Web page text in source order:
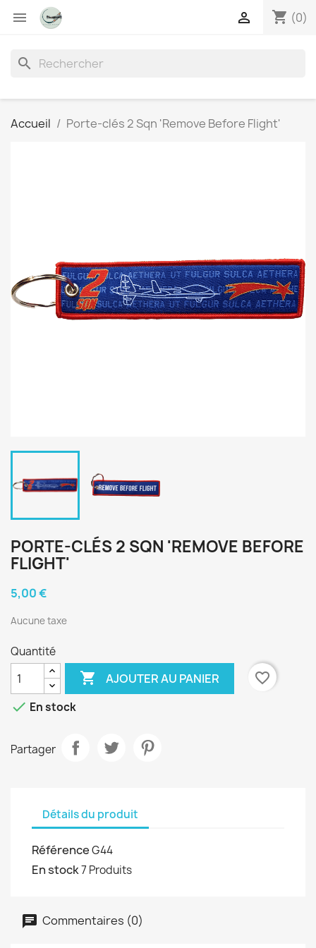
 shopping_cart (0)

search
Accueil Porte-clés 2 Sqn 'Remove Before Flight'
PORTE-CLÉS 2 SQN 'REMOVE BEFORE
FLIGHT'
5,00 €
Aucune taxe
Quantité
 AJOUTER AU PANIER
favorite_border
 En stock
Partager
Détails du produit
RéférenceG44
En stock7 Produits
Commentaires (0)